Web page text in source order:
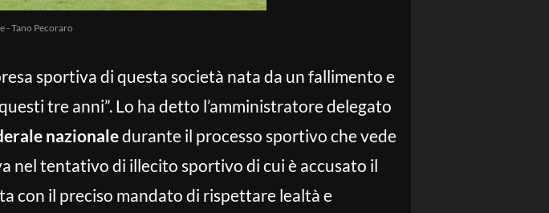
- Tano Pecoraro
sportiva di questa società nata da un fallimento e
tre anni”. Lo ha detto l’amministratore delegato
nazionaledurante il processo sportivo che vede
nel tentativo di illecito sportivo di cui è accusato il
con il preciso mandato di rispettare lealtà e